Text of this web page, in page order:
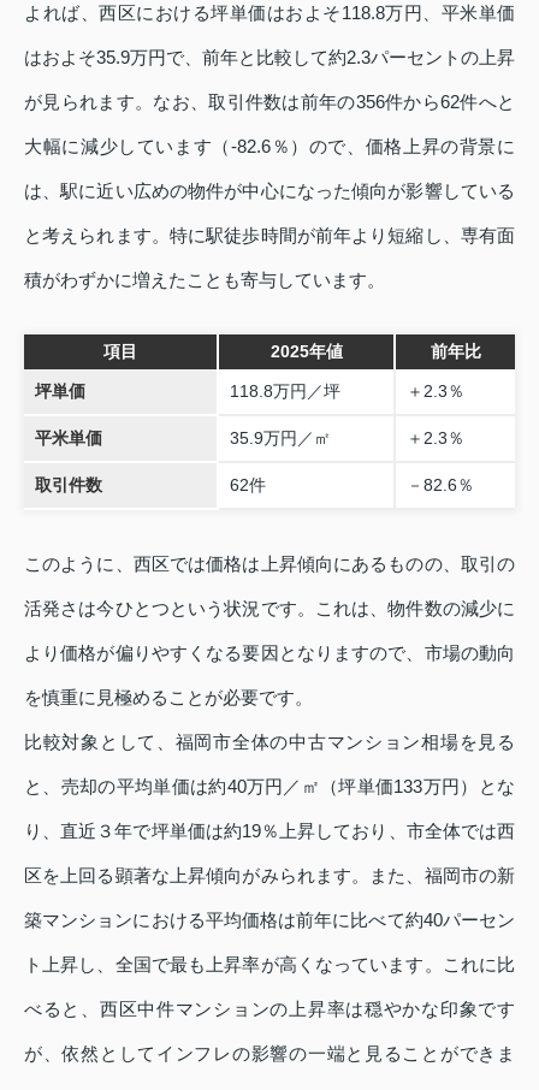
よれば、西区における坪単価はおよそ118.8万円、平米単価
はおよそ35.9万円で、前年と比較して約2.3パーセントの上昇
が見られます。なお、取引件数は前年の356件から62件へと
大幅に減少しています（-82.6％）ので、価格上昇の背景に
は、駅に近い広めの物件が中心になった傾向が影響している
と考えられます。特に駅徒歩時間が前年より短縮し、専有面
積がわずかに増えたことも寄与しています。
項目 2025年値 前年比
坪単価 118.8万円／坪 ＋2.3％
平米単価 35.9万円／㎡ ＋2.3％
取引件数 62件 －82.6％
このように、西区では価格は上昇傾向にあるものの、取引の
活発さは今ひとつという状況です。これは、物件数の減少に
より価格が偏りやすくなる要因となりますので、市場の動向
を慎重に見極めることが必要です。
比較対象として、福岡市全体の中古マンション相場を見る
と、売却の平均単価は約40万円／㎡（坪単価133万円）とな
り、直近３年で坪単価は約19％上昇しており、市全体では西
区を上回る顕著な上昇傾向がみられます。また、福岡市の新
築マンションにおける平均価格は前年に比べて約40パーセン
ト上昇し、全国で最も上昇率が高くなっています。これに比
べると、西区中件マンションの上昇率は穏やかな印象です
が、依然としてインフレの影響の一端と見ることができま